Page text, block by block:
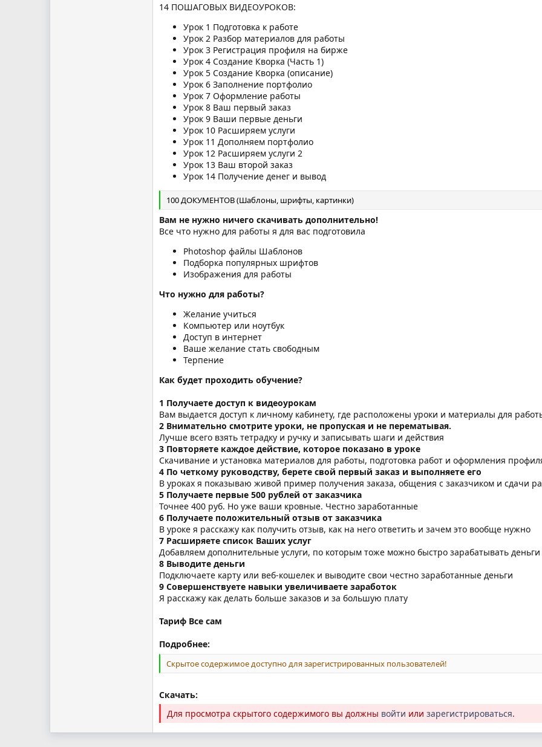
14 ПОШАГОВЫХ ВИДЕОУРОКОВ:
Урок 1 Подготовка к работе
Урок 2 Разбор материалов для работы
Урок 3 Регистрация профиля на бирже
Урок 4 Создание Кворка (Часть 1)
Урок 5 Создание Кворка (описание)
Урок 6 Заполнение портфолио
Урок 7 Оформление работы
Урок 8 Ваш первый заказ
Урок 9 Ваши первые деньги
Урок 10 Расширяем услуги
Урок 11 Дополняем портфолио
Урок 12 Расширяем услуги 2
Урок 13 Ваш второй заказ
Урок 14 Получение денег и вывод
100 ДОКУМЕНТОВ (Шаблоны, шрифты, картинки)
Вам не нужно ничего скачивать дополнительно!
Все что нужно для работы я для вас подготовила
Photoshop файлы Шаблонов
Подборка популярных шрифтов
Изображения для работы
Что нужно для работы?
Желание учиться
Компьютер или ноутбук
Доступ в интернет
Ваше желание стать свободным
Терпение
Как будет проходить обучение?
1 Получаете доступ к видеоурокам
Вам выдается доступ к личному кабинету, где расположены уроки и материалы для
2 Внимательно смотрите уроки, не пропуская и не перематывая.
Лучше всего взять тетрадку и ручку и записывать шаги и действия
3 Повторяете каждое действие, которое показано в уроке
Скачивание и установка материалов для работы, подготовка работ и оформления
4 По четкому руководству, берете свой первый заказ и выполняете его
В уроках я показываю живой пример получения заказа, общения с заказчиком и сдачи
5 Получаете первые 500 рублей от заказчика
Точнее 400 руб. Но уже ваши кровные. Честно заработанные
6 Получаете положительный отзыв от заказчика
В уроке я расскажу как получить отзыв, как на него ответить и зачем это вообще нужно
7 Расширяете список Ваших услуг
Добавляем дополнительные услуги, по которым тоже можно быстро зарабатывать деньги
8 Выводите деньги
Подключаете карту или веб-кошелек и выводите свои честно заработанные деньги
9 Совершенствуете навыки увеличиваете заработок
Я расскажу как делать больше заказов и за большую плату
Тариф Все сам
Подробнее:
Скрытое содержимое доступно для зарегистрированных пользователей!
Скачать:
Для просмотра скрытого содержимого вы должны войти или зарегистрироваться.